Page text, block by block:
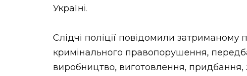
Україні.
Слідчі поліції повідомили затриманому
кримінального правопорушення,
виробництво, виготовлення, придбання,